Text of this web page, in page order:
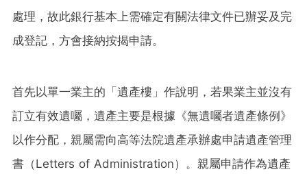
處理，故此銀行基本上需確定有關法律文件已辦妥及完
成登記，方會接納按揭申請。
首先以單一業主的「遺產樓」作說明，若果業主並沒有
訂立有效遺囑，遺產主要是根據《無遺囑者遺產條例》
以作分配，親屬需向高等法院遺產承辦處申請遺產管理
書（Letters of Administration）。親屬申請作為遺產